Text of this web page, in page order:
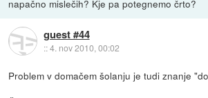
napačno mislečih? Kje pa potegnemo črto?
guest #44
::4. nov 2010, 00:02
Problem v domačem šolanju je tudi znanje